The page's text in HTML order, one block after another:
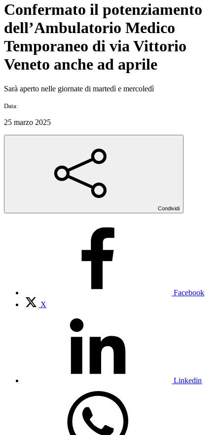
Confermato il potenziamento
dell’Ambulatorio Medico
Temporaneo di via Vittorio
Veneto anche ad aprile
Sarà aperto nelle giornate di martedì e mercoledì
Data:
25 marzo 2025
Condividi
Facebook
X
Linkedin